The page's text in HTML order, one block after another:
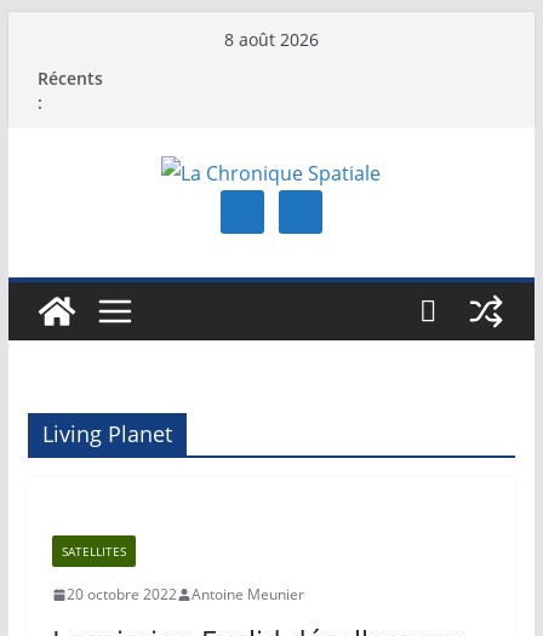
contenu
8 août 2026
Récents
:
Living Planet
SATELLITES
20 octobre 2022 Antoine Meunier